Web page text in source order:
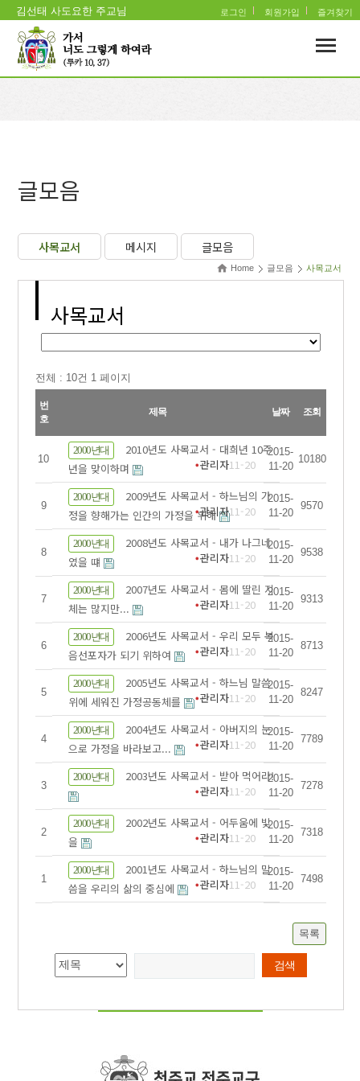
김선태 사도요한 주교님 로그인 회원가입 즐겨찾기
글모음
사목교서 메시지 글모음
Home 글모음 사목교서
사목교서
전체 : 10건 1 페이지
번
호
제목 날짜 조회
10
2000년대
2010년도 사목교서 - 대희년 10주
년을 맞이하며
관리자11-20
2015-
11-20
10180
9
2000년대
2009년도 사목교서 - 하느님의 가
정을 향해가는 인간의 가정을 위해
관리자11-20
2015-
11-20
9570
8
2000년대
2008년도 사목교서 - 내가 나그네
였을 떄
관리자11-20
2015-
11-20
9538
7
2000년대
2007년도 사목교서 - 몸에 딸린 지
체는 많지만...
관리자11-20
2015-
11-20
9313
6
2000년대
2006년도 사목교서 - 우리 모두 복
음선포자가 되기 위하여
관리자11-20
2015-
11-20
8713
5
2000년대
2005년도 사목교서 - 하느님 말씀
위에 세워진 가정공동체를
관리자11-20
2015-
11-20
8247
4
2000년대
2004년도 사목교서 - 아버지의 눈
으로 가정을 바라보고...
관리자11-20
2015-
11-20
7789
3
2000년대
2003년도 사목교서 - 받아 먹어라!
관리자11-20
2015-
11-20
7278
2
2000년대
2002년도 사목교서 - 어두움에 빛
을
관리자11-20
2015-
11-20
7318
1
2000년대
2001년도 사목교서 - 하느님의 말
씀을 우리의 삶의 중심에
관리자11-20
2015-
11-20
7498
목록